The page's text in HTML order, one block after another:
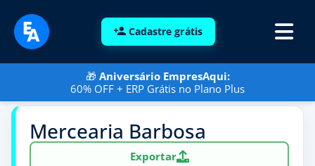
Cadastre grátis
🎁 Aniversário EmpresAqui:
60% OFF + ERP Grátis no Plano Plus
Mercearia Barbosa
Exportar